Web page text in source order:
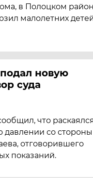
в Полоцком
малолетних
новую
суда
что раскаялся
давлении со стороны
отговорившего
показаний.